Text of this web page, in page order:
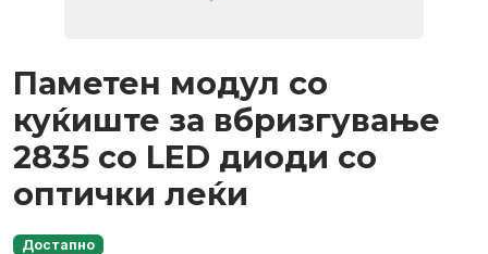
Паметен модул со
куќиште за вбризгување
2835 со LED диоди со
оптички леќи
Достапно